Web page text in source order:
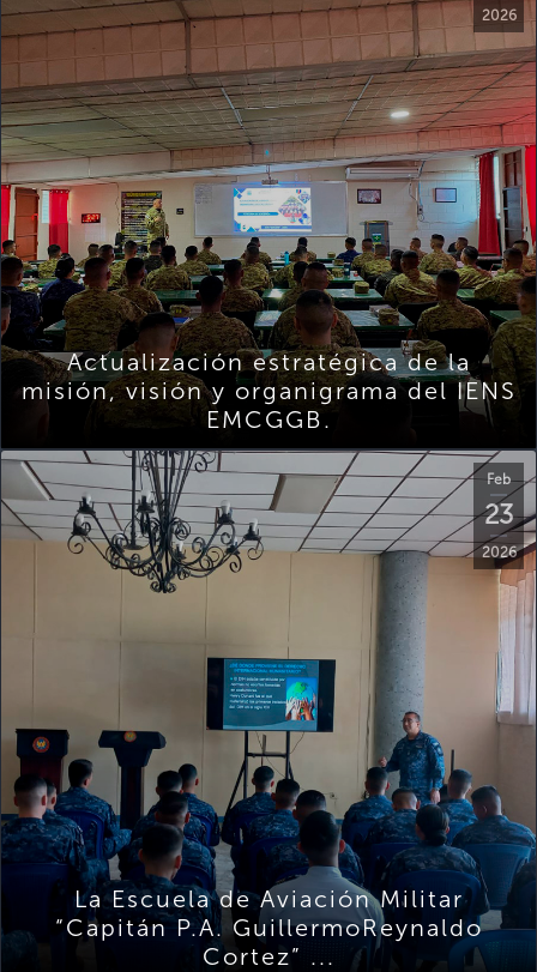
2026
Actualización estratégica de la
misión, visión y organigrama del IENS
EMCGGB.
Feb
23
2026
La Escuela de Aviación Militar
“Capitán P.A. GuillermoReynaldo
Cortez” ...